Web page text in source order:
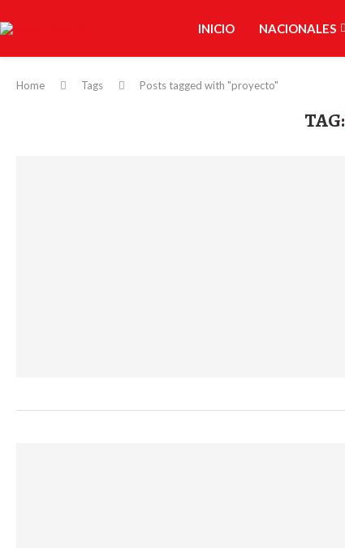
INICIO NACIONALES
Home Tags Posts tagged with "proyecto"
TAG: